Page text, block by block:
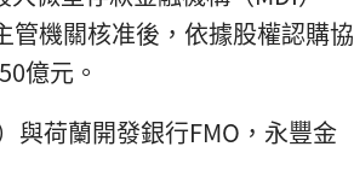
機關核准後，依據股權認購協
億元。
與荷蘭開發銀行FMO，永豐金